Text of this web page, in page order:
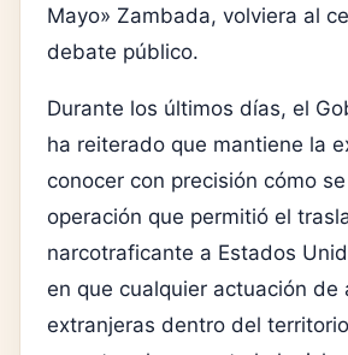
Mayo» Zambada, volviera al
debate público.
Durante los últimos días, el
ha reiterado que mantiene la
conocer con precisión cómo
operación que permitió el
narcotraficante a Estados
en que cualquier actuación de
extranjeras dentro del